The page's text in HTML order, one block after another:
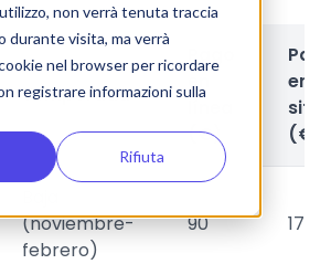
non verrà tenuta traccia
durante visita, ma verrà
nel browser per ricordare
registrare informazioni sulla
Rifiuta
Temporada
Pago
en
(€)
en
sitio
(€)
(noviembre-
febrero)
90 170